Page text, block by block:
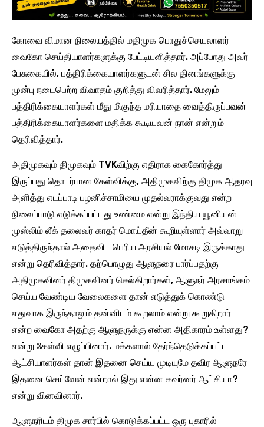
கோவை விமான நிலையத்தில் மதிமுக பொதுச்செயலாளர்
வைகோ செய்தியாளர்களுக்கு பேட்டியளித்தார். அப்போது அவர்
பேசுகையில், பத்திரிக்கையாளர்களுடன் சில தினங்களுக்கு
முன்பு நடைபெற்ற விவாதம் குறித்து விவரித்தார். மேலும்
பத்திரிக்கையாளர்கள் மீது மிகுந்த மரியாதை வைத்திருப்பவன்
பத்திரிக்கையாளர்களை மதிக்க கூடியவன் நான் என்றும்
தெரிவித்தார்.
அதிமுகவும் திமுகவும் TVKவிற்கு எதிராக கைகோர்த்து
இருப்பது தொடர்பான கேள்விக்கு, அதிமுகவிற்கு திமுக ஆதரவு
அளித்து எடப்பாடி பழனிச்சாமியை முதல்வராக்குவது என்ற
நிலைப்பாடு எடுக்கப்பட்டது உண்மை என்று இந்திய யூனியன்
முஸ்லிம் லீக் தலைவர் காதர் மொய்தீன் கூறியுள்ளார் அவ்வாறு
எடுத்திருந்தால் அதைவிட பெரிய அரசியல் மோசடி இருக்காது
என்று தெரிவித்தார். தற்பொழுது ஆளுநரை பார்ப்பதற்கு
அதிமுகவினர் திமுகவினர் செல்கிறார்கள், ஆளுநர் அரசாங்கம்
செய்ய வேண்டிய வேலைகளை தான் எடுத்துக் கொண்டு
எதுவாக இருந்தாலும் தன்னிடம் கூறலாம் என்று கூறுகிறார்
என்ற வைகோ அதற்கு ஆளுநருக்கு என்ன அதிகாரம் உள்ளது?
என்று கேள்வி எழுப்பினார். மக்களால் தேர்ந்தெடுக்கப்பட்ட
ஆட்சியாளர்கள் தான் இதனை செய்ய முடியுமே தவிர ஆளுநரே
இதனை செய்வேன் என்றால் இது என்ன கவர்னர் ஆட்சியா?
என்று வினவினார்.
ஆளுநரிடம் திமுக சார்பில் கொடுக்கப்பட்ட ஒரு புகாரில்